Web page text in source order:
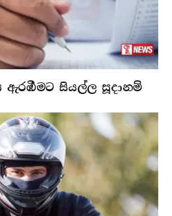
ඇරඹීමට සියල්ල සූදානම්